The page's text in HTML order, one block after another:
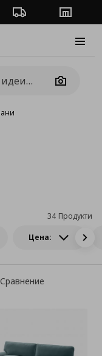
Проследяване на
Camera
Цена:
34 Продукти
Сравнение